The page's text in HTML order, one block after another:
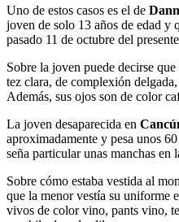
Uno de estos casos es el de
joven de solo 13 años de edad y
pasado 11 de octubre del
Sobre la joven puede decirse
tez clara, de complexión
Además, sus ojos son de color
La joven desaparecida en
aproximadamente y pesa unos
seña particular unas manchas en
Sobre cómo estaba vestida al
que la menor vestía su uniforme
vivos de color vino, pants vino,